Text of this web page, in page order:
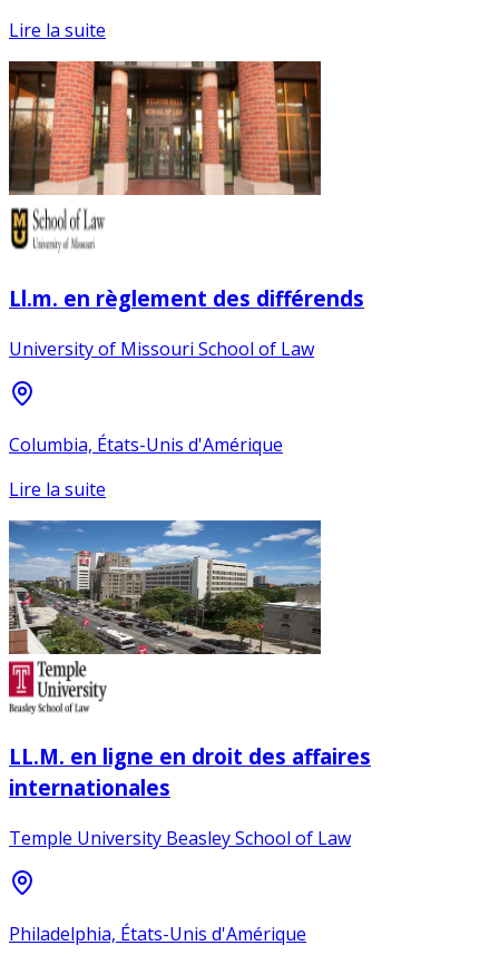
Lire la suite
Ll.m. en règlement des différends
University of Missouri School of Law
Columbia, États-Unis d'Amérique
Lire la suite
LL.M. en ligne en droit des affaires
internationales
Temple University Beasley School of Law
Philadelphia, États-Unis d'Amérique